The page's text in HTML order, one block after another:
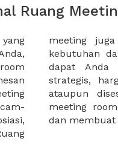
Ruang
dan membuat